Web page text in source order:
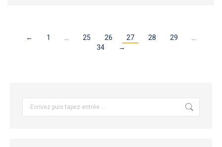
← 1 25 26 27 28 29
34
→